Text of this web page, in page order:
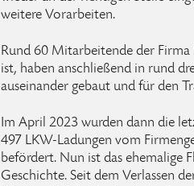
weitere Vorarbeiten.
Rund 60 Mitarbeitende der
ist, haben anschließend in rund
auseinander gebaut und für den
Im April 2023 wurden dann die
497 LKW-Ladungen vom
befördert. Nun ist das ehemalige
Geschichte. Seit dem Verlassen